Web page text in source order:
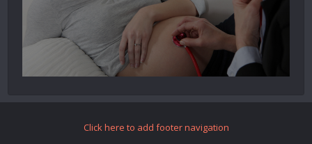
Click here to add footer navigation